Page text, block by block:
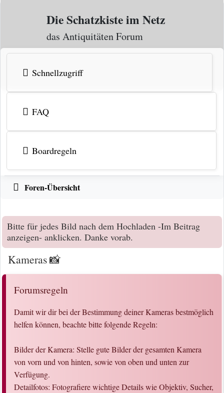
Zum Inhalt
Die Schatzkiste im Netz
das Antiquitäten Forum
Schnellzugriff
FAQ
Boardregeln
Foren-Übersicht
Bitte für jedes Bild nach dem Hochladen -Im Beitrag
anzeigen- anklicken. Danke vorab.
Kameras 📸
Forumsregeln
Damit wir dir bei der Bestimmung deiner Kameras bestmöglich
helfen können, beachte bitte folgende Regeln:
Bilder der Kamera: Stelle gute Bilder der gesamten Kamera
von vorn und von hinten, sowie von oben und unten zur
Verfügung.
Detailfotos: Fotografiere wichtige Details wie Objektiv, Sucher,